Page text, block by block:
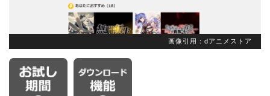
画像引用：dアニメストア